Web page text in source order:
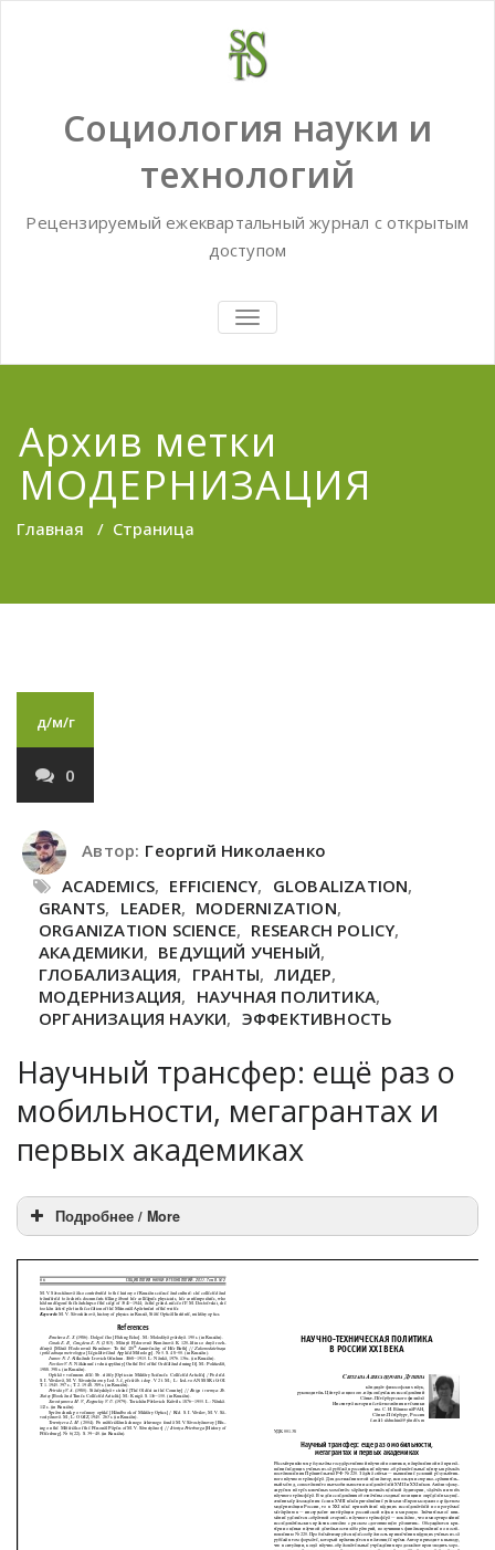
Социология науки и
технологий
Рецензируемый ежеквартальный журнал с открытым
доступом
TOGGLE
NAVIGATION
Архив метки
МОДЕРНИЗАЦИЯ
Главная / Страница
д/м/г
0
Автор: Георгий Николаенко
ACADEMICS, EFFICIENCY, GLOBALIZATION,
GRANTS, LEADER, MODERNIZATION,
ORGANIZATION SCIENCE, RESEARCH POLICY,
АКАДЕМИКИ, ВЕДУЩИЙ УЧЕНЫЙ,
ГЛОБАЛИЗАЦИЯ, ГРАНТЫ, ЛИДЕР,
МОДЕРНИЗАЦИЯ, НАУЧНАЯ ПОЛИТИКА,
ОРГАНИЗАЦИЯ НАУКИ, ЭФФЕКТИВНОСТЬ
Научный трансфер: ещё раз о
мобильности, мегагрантах и
первых академиках
Подробнее / More